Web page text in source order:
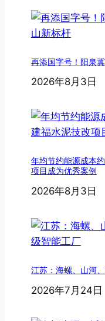
再添国字号！阳泉
2026年8月3日
年均节约能源成本
项目成为优秀案例
2026年8月3日
江苏：海螺、山河
2026年7月24日